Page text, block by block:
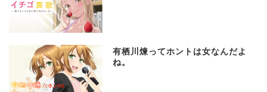
有栖川煉ってホントは女なんだよ
ね。